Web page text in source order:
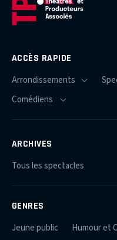
ACCÈS RAPIDE
ARCHIVES
Tous les spectacles
GENRES
Jeune public
Humour et